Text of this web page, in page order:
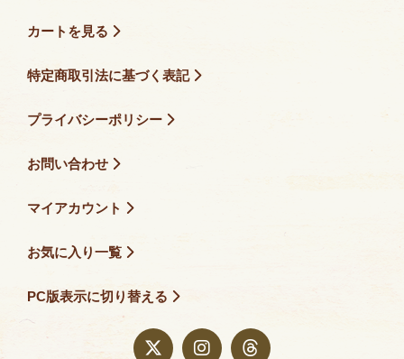
カートを見る
特定商取引法に基づく表記
プライバシーポリシー
お問い合わせ
マイアカウント
お気に入り一覧
PC版表示に切り替える